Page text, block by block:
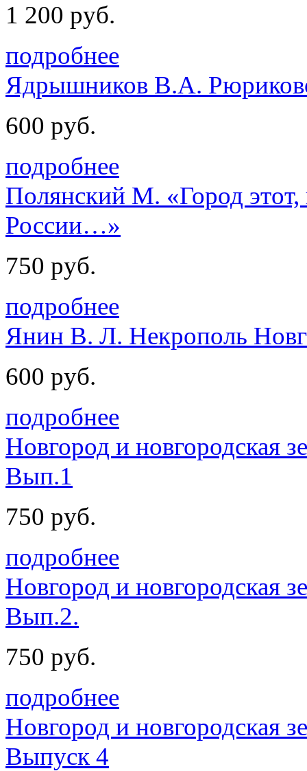
1 200 руб.
подробнее
Ядрышников В.А.
600 руб.
подробнее
Полянский М. «Город
России…»
750 руб.
подробнее
Янин В. Л. Некрополь
600 руб.
подробнее
Новгород и новгородская
Вып.1
750 руб.
подробнее
Новгород и новгородская
Вып.2.
750 руб.
подробнее
Новгород и новгородская
Выпуск 4